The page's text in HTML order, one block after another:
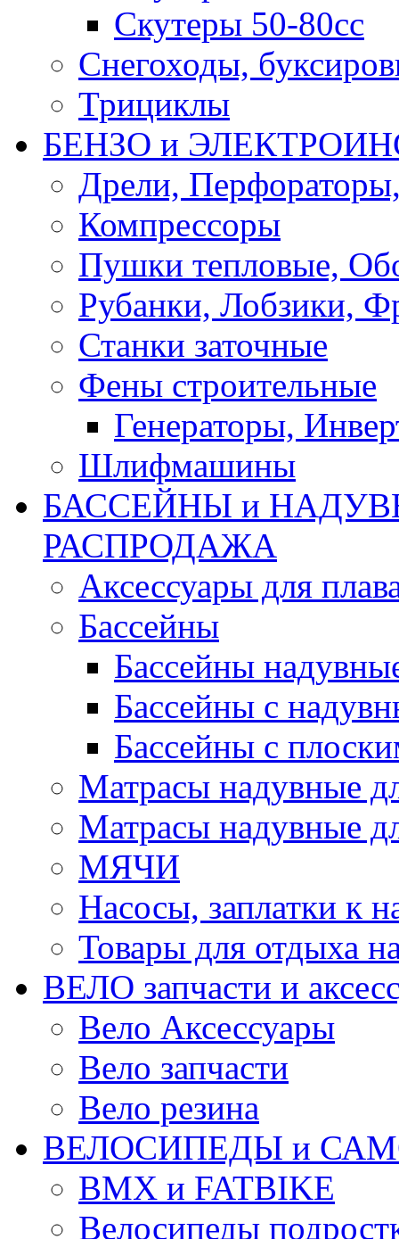
Скутеры 50-80сс
Снегоходы,
Трициклы
БЕНЗО и
Дрели,
Компрессоры
Пушки тепловые,
Рубанки, Лобзики,
Станки заточные
Фены строительные
Генераторы,
Шлифмашины
БАССЕЙНЫ и
РАСПРОДАЖА
Аксессуары для
Бассейны
Бассейны
Бассейны с
Бассейны с
Матрасы надувные
Матрасы надувные
МЯЧИ
Насосы, заплатки к
Товары для отдыха
ВЕЛО запчасти и
Вело Аксессуары
Вело запчасти
Вело резина
ВЕЛОСИПЕДЫ и
BMX и FATBIKE
Велосипеды